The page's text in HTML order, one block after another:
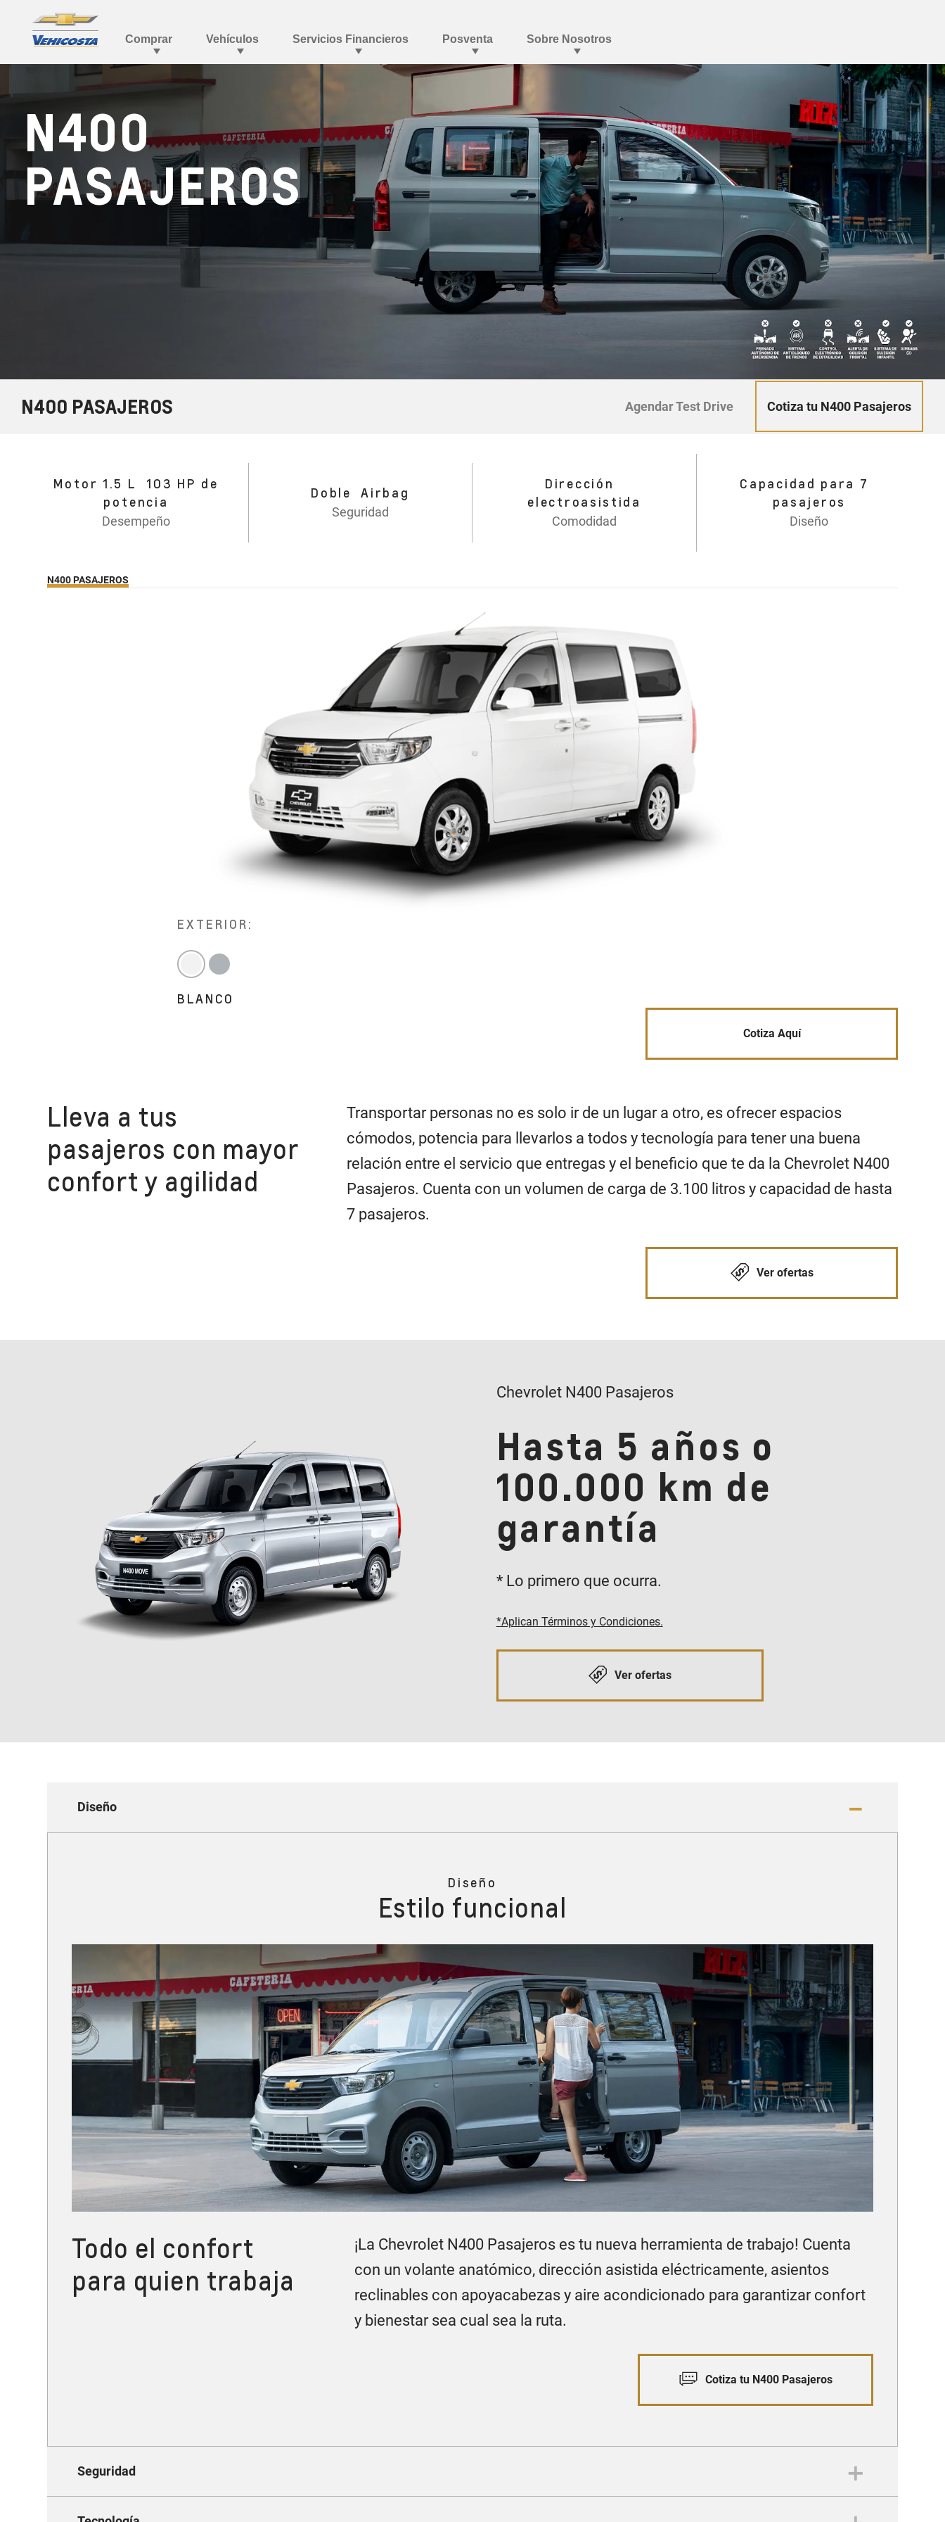
N400
PASAJEROS
N400 PASAJEROS Agendar Test Drive Cotiza tu N400 Pasajeros
Motor 1.5 L 103 HP de
potencia
Desempeño
Doble Airbag
Seguridad
Dirección
electroasistida
Comodidad
Capacidad para 7
pasajeros
Diseño
N400 PASAJEROS
EXTERIOR:
BLANCO
Cotiza Aquí
Lleva a tus
pasajeros con mayor
confort y agilidad
Transportar personas no es solo ir de un lugar a otro, es ofrecer espacios
cómodos, potencia para llevarlos a todos y tecnología para tener una buena
relación entre el servicio que entregas y el beneficio que te da la Chevrolet N400
Pasajeros. Cuenta con un volumen de carga de 3.100 litros y capacidad de hasta
7 pasajeros.
Ver ofertas
Chevrolet N400 Pasajeros
Hasta 5 años o
100.000 km de
garantía
* Lo primero que ocurra.
*Aplican Términos y Condiciones.
Ver ofertas
Diseño
Diseño
Estilo funcional
Todo el confort
para quien trabaja
¡La Chevrolet N400 Pasajeros es tu nueva herramienta de trabajo! Cuenta
con un volante anatómico, dirección asistida eléctricamente, asientos
reclinables con apoyacabezas y aire acondicionado para garantizar confort
y bienestar sea cual sea la ruta.
Cotiza tu N400 Pasajeros
Seguridad